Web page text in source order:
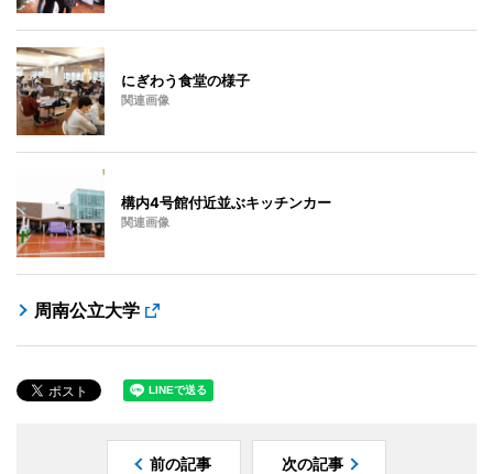
にぎわう食堂の様子
関連画像
構内4号館付近並ぶキッチンカー
関連画像
周南公立大学
前の記事 次の記事